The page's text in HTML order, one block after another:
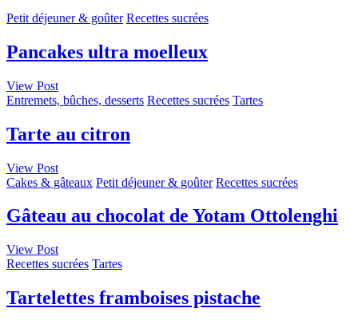
Petit déjeuner & goûter Recettes sucrées
Pancakes ultra moelleux
View Post
Entremets, bûches, desserts Recettes sucrées Tartes
Tarte au citron
View Post
Cakes & gâteaux Petit déjeuner & goûter Recettes sucrées
Gâteau au chocolat de Yotam Ottolenghi
View Post
Recettes sucrées Tartes
Tartelettes framboises pistache